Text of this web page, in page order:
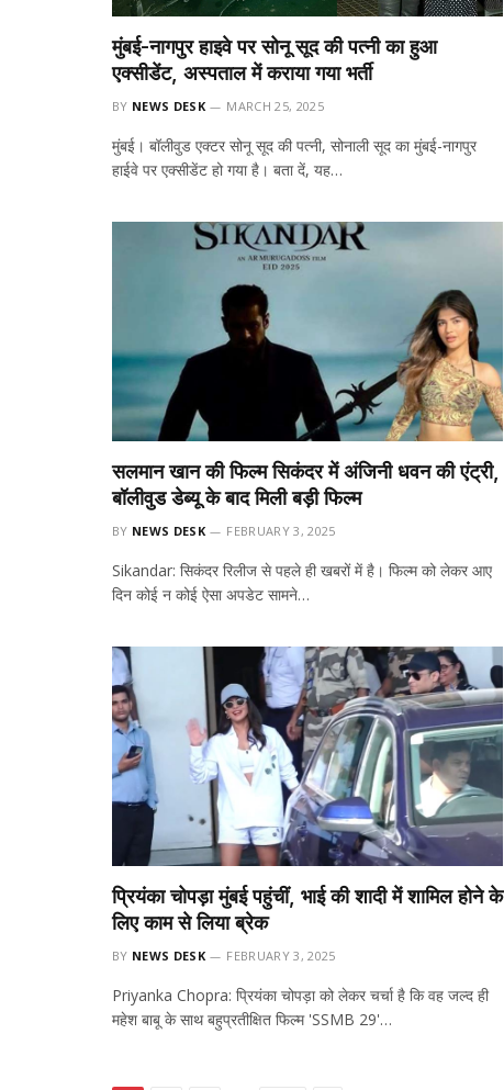
मुंबई-नागपुर हाइवे पर सोनू सूद की पत्नी का हुआ
एक्सीडेंट, अस्पताल में कराया गया भर्ती
BY NEWS DESK MARCH 25, 2025
मुंबई। बॉलीवुड एक्टर सोनू सूद की पत्नी, सोनाली सूद का मुंबई-नागपुर
हाईवे पर एक्सीडेंट हो गया है। बता दें, यह…
सलमान खान की फिल्म सिकंदर में अंजिनी धवन की एंट्री,
बॉलीवुड डेब्यू के बाद मिली बड़ी फिल्म
BY NEWS DESK FEBRUARY 3, 2025
Sikandar: सिकंदर रिलीज से पहले ही खबरों में है। फिल्म को लेकर आए
दिन कोई न कोई ऐसा अपडेट सामने…
प्रियंका चोपड़ा मुंबई पहुंचीं, भाई की शादी में शामिल होने के
लिए काम से लिया ब्रेक
BY NEWS DESK FEBRUARY 3, 2025
Priyanka Chopra: प्रियंका चोपड़ा को लेकर चर्चा है कि वह जल्द ही
महेश बाबू के साथ बहुप्रतीक्षित फिल्म 'SSMB 29'…